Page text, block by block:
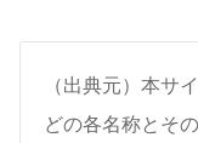
（出典元）本サ
どの各名称とそ